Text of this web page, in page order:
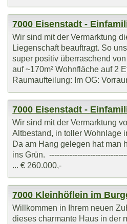
7000 Eisenstadt -
Wir sind mit der Vermarktung
Liegenschaft beauftragt. So
super positiv überraschend
auf ~170m² Wohnfläche auf 2
Raumaufteilung: Im OG:
7000 Eisenstadt -
Wir sind mit der Vermarktung
Altbestand, in toller Wohnlage
Da am Hang gelegen hat man
ins Grün.
... € 260.000,-
7000 Kleinhöflein im
Willkommen in Ihrem neuen
dieses charmante Haus in der